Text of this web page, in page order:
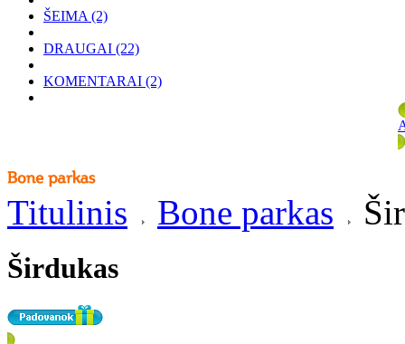
ŠEIMA (2)
DRAUGAI (22)
KOMENTARAI (2)
Titulinis Bone parkas
Širdukas